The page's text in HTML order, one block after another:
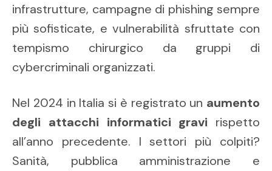
infrastrutture, campagne di phishing sempre
più sofisticate, e vulnerabilità sfruttate con
tempismo chirurgico da gruppi di
cybercriminali organizzati.
Nel 2024 in Italia si è registrato un aumento
degli attacchi informatici gravi rispetto
all’anno precedente. I settori più colpiti?
Sanità, pubblica amministrazione e